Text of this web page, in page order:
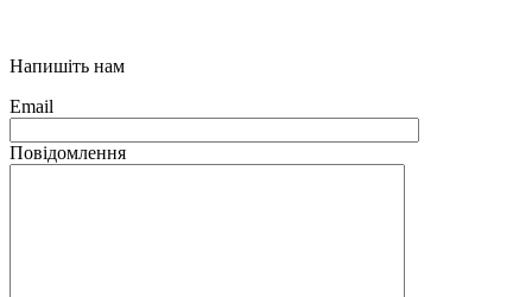
Напишіть нам
Email
Повідомлення